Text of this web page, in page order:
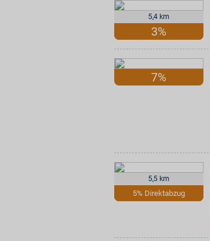
5,4 km
3%
7%
5,5 km
5% Direktabzug